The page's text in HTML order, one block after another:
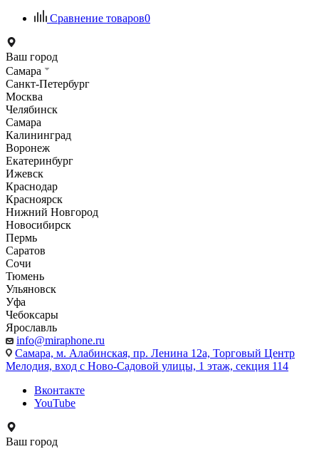
Сравнение товаров0
Ваш город
Самара
Санкт-Петербург
Москва
Челябинск
Самара
Калининград
Воронеж
Екатеринбург
Ижевск
Краснодар
Красноярск
Нижний Новгород
Новосибирск
Пермь
Саратов
Сочи
Тюмень
Ульяновск
Уфа
Чебоксары
Ярославль
info@miraphone.ru
Самара, м. Алабинская, пр. Ленина 12а, Торговый Центр
Мелодия, вход с Ново-Садовой улицы, 1 этаж, секция 114
Вконтакте
YouTube
Ваш город